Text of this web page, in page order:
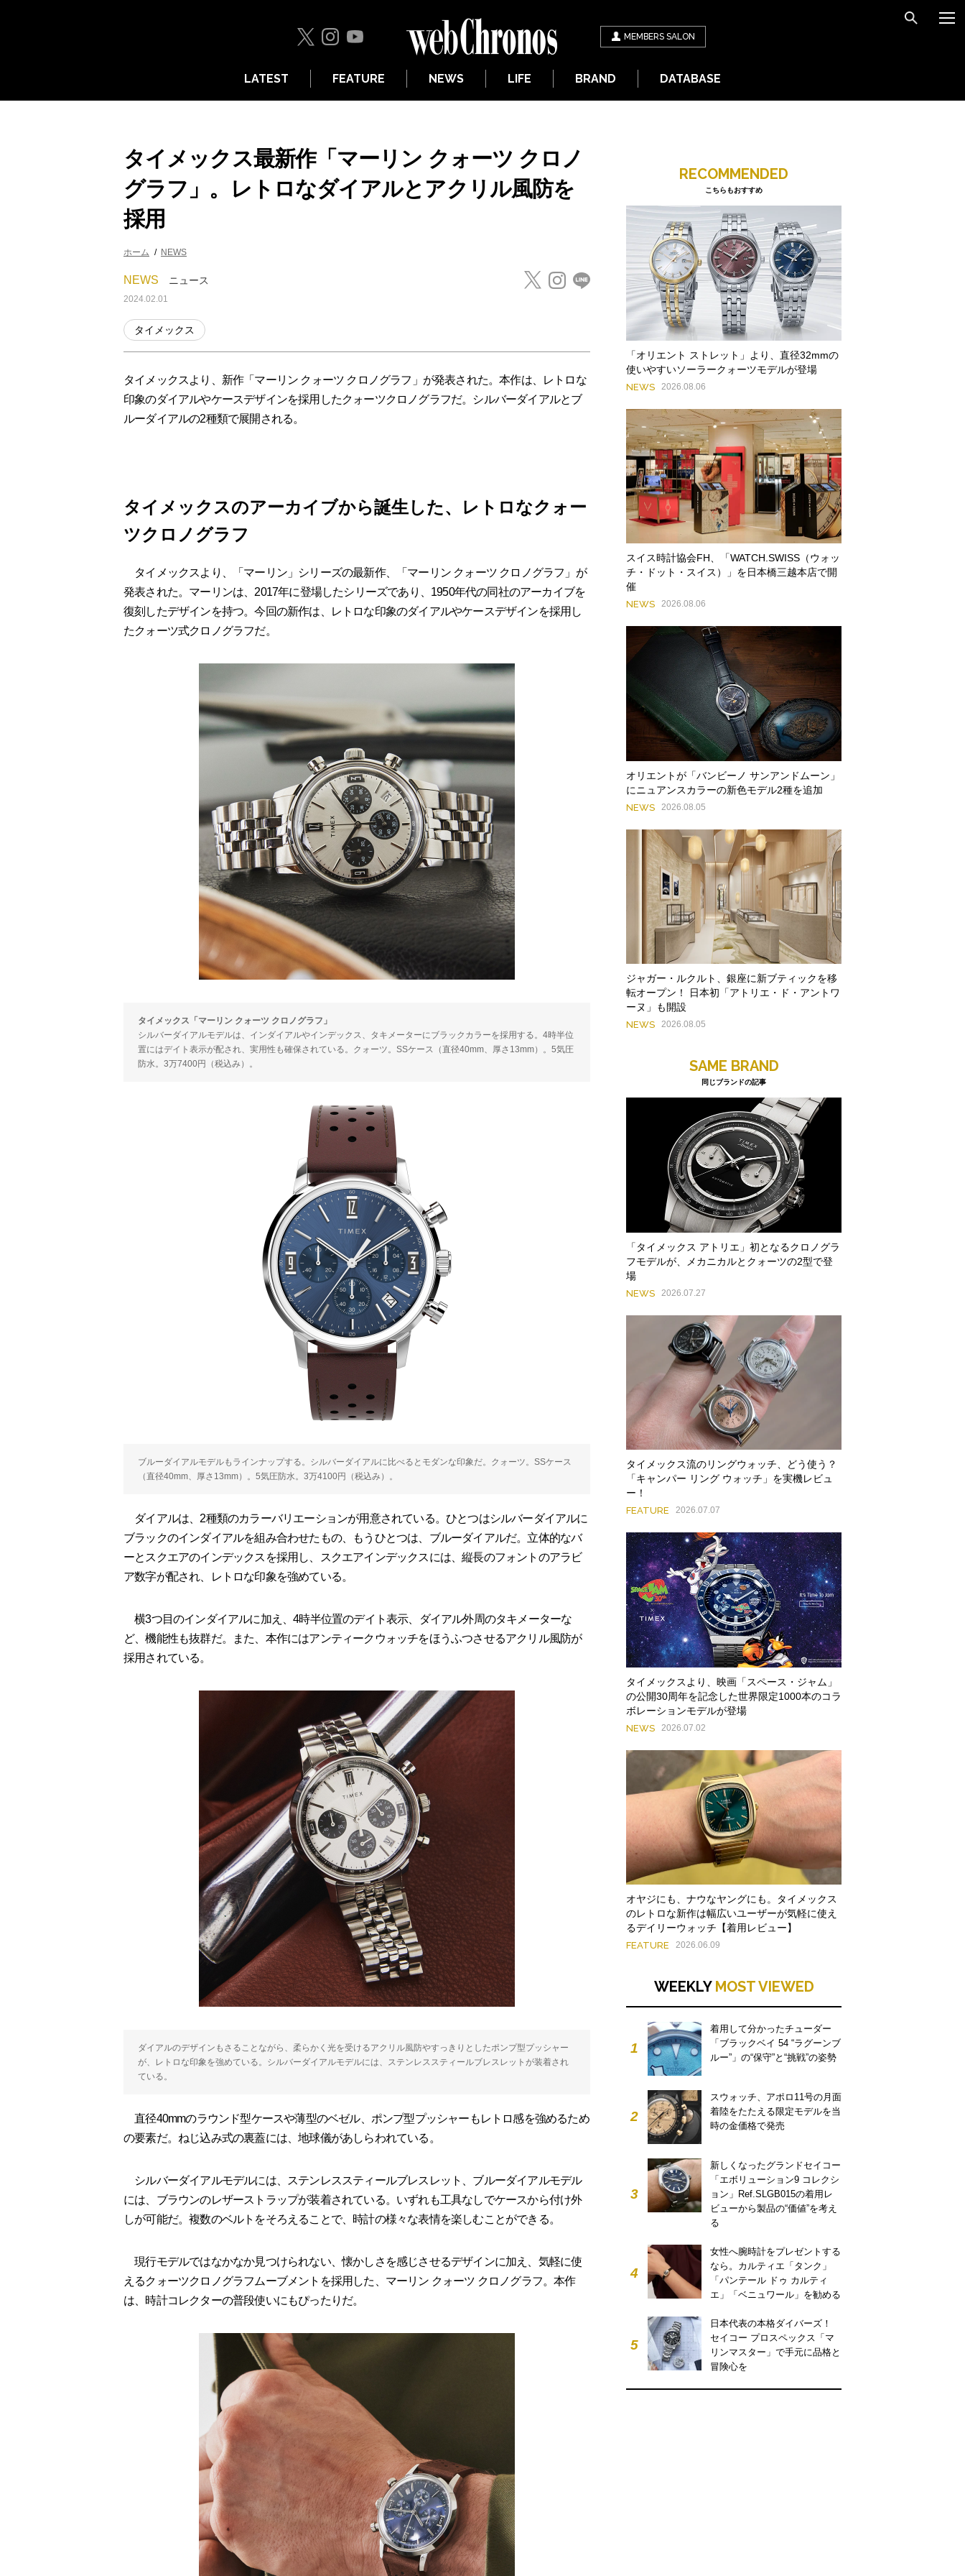
MEMBERS SALON
LATEST FEATURE NEWS LIFE BRAND DATABASE
タイメックス最新作「マーリン クォーツ クロノ
グラフ」。レトロなダイアルとアクリル風防を
採用
ホーム NEWS
NEWS ニュース
2024.02.01
タイメックス
タイメックスより、新作「マーリン クォーツ クロノグラフ」が発表された。本作は、レトロな
印象のダイアルやケースデザインを採用したクォーツクロノグラフだ。シルバーダイアルとブ
ルーダイアルの2種類で展開される。
タイメックスのアーカイブから誕生した、レトロなクォー
ツクロノグラフ
タイメックスより、「マーリン」シリーズの最新作、「マーリン クォーツ クロノグラフ」が
発表された。マーリンは、2017年に登場したシリーズであり、1950年代の同社のアーカイブを
復刻したデザインを持つ。今回の新作は、レトロな印象のダイアルやケースデザインを採用し
たクォーツ式クロノグラフだ。
タイメックス「マーリン クォーツ クロノグラフ」
シルバーダイアルモデルは、インダイアルやインデックス、タキメーターにブラックカラーを採用する。4時半位
置にはデイト表示が配され、実用性も確保されている。クォーツ。SSケース（直径40mm、厚さ13mm）。5気圧
防水。3万7400円（税込み）。
ブルーダイアルモデルもラインナップする。シルバーダイアルに比べるとモダンな印象だ。クォーツ。SSケース
（直径40mm、厚さ13mm）。5気圧防水。3万4100円（税込み）。
ダイアルは、2種類のカラーバリエーションが用意されている。ひとつはシルバーダイアルに
ブラックのインダイアルを組み合わせたもの、もうひとつは、ブルーダイアルだ。立体的なバ
ーとスクエアのインデックスを採用し、スクエアインデックスには、縦長のフォントのアラビ
ア数字が配され、レトロな印象を強めている。
横3つ目のインダイアルに加え、4時半位置のデイト表示、ダイアル外周のタキメーターな
ど、機能性も抜群だ。また、本作にはアンティークウォッチをほうふつさせるアクリル風防が
採用されている。
ダイアルのデザインもさることながら、柔らかく光を受けるアクリル風防やすっきりとしたポンプ型プッシャー
が、レトロな印象を強めている。シルバーダイアルモデルには、ステンレススティールブレスレットが装着され
ている。
直径40mmのラウンド型ケースや薄型のベゼル、ポンプ型プッシャーもレトロ感を強めるため
の要素だ。ねじ込み式の裏蓋には、地球儀があしらわれている。
シルバーダイアルモデルには、ステンレススティールブレスレット、ブルーダイアルモデル
には、ブラウンのレザーストラップが装着されている。いずれも工具なしでケースから付け外
しが可能だ。複数のベルトをそろえることで、時計の様々な表情を楽しむことができる。
現行モデルではなかなか見つけられない、懐かしさを感じさせるデザインに加え、気軽に使
えるクォーツクロノグラフムーブメントを採用した、マーリン クォーツ クロノグラフ。本作
は、時計コレクターの普段使いにもぴったりだ。
RECOMMENDED
こちらもおすすめ
「オリエント ストレット」より、直径32mmの
使いやすいソーラークォーツモデルが登場
NEWS 2026.08.06
スイス時計協会FH、「WATCH.SWISS（ウォッ
チ・ドット・スイス）」を日本橋三越本店で開
催
NEWS 2026.08.06
オリエントが「バンビーノ サンアンドムーン」
にニュアンスカラーの新色モデル2種を追加
NEWS 2026.08.05
ジャガー・ルクルト、銀座に新ブティックを移
転オープン！ 日本初「アトリエ・ド・アントワ
ーヌ」も開設
NEWS 2026.08.05
SAME BRAND
同じブランドの記事
「タイメックス アトリエ」初となるクロノグラ
フモデルが、メカニカルとクォーツの2型で登
場
NEWS 2026.07.27
タイメックス流のリングウォッチ、どう使う？
「キャンパー リング ウォッチ」を実機レビュ
ー！
FEATURE 2026.07.07
タイメックスより、映画「スペース・ジャム」
の公開30周年を記念した世界限定1000本のコラ
ボレーションモデルが登場
NEWS 2026.07.02
オヤジにも、ナウなヤングにも。タイメックス
のレトロな新作は幅広いユーザーが気軽に使え
るデイリーウォッチ【着用レビュー】
FEATURE 2026.06.09
WEEKLY MOST VIEWED
1
着用して分かったチューダー
「ブラックベイ 54 “ラグーンブ
ルー”」の“保守”と“挑戦”の姿勢
2
スウォッチ、アポロ11号の月面
着陸をたたえる限定モデルを当
時の金価格で発売
3
新しくなったグランドセイコー
「エボリューション9 コレクシ
ョン」Ref.SLGB015の着用レ
ビューから製品の“価値”を考え
る
4
女性へ腕時計をプレゼントする
なら。カルティエ「タンク」
「パンテール ドゥ カルティ
エ」「ベニュワール」を勧める
5
日本代表の本格ダイバーズ！
セイコー プロスペックス「マ
リンマスター」で手元に品格と
冒険心を